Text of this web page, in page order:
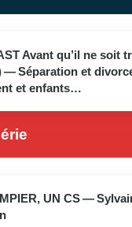
Avant qu’il ne soit
— Séparation et
et enfants…
UN CS —